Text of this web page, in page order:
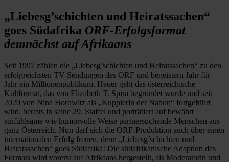
„Liebesg’schichten und Heiratssachen“
goes Südafrika ORF-Erfolgsformat
demnächst auf Afrikaans
Seit 1997 zählen die „Liebesg’schichten und Heiratssachen“ zu den
erfolgreichsten TV-Sendungen des ORF und begeistern Jahr für
Jahr ein Millionenpublikum. Heuer geht das österreichische
Kultformat, das von Elizabeth T. Spira begründet wurde und seit
2020 von Nina Horowitz als „Kupplerin der Nation“ fortgeführt
wird, bereits in seine 29. Staffel und porträtiert auf bewährt
einfühlsame wie humorvolle Weise partnersuchende Menschen aus
ganz Österreich. Nun darf sich die ORF-Produktion auch über einen
internationalen Erfolg freuen, denn „Liebesg’schichten und
Heiratssachen“ goes Südafrika! Die südafrikanische Adaption des
Formats wird vorerst auf Afrikaans hergestellt, als Moderatorin und